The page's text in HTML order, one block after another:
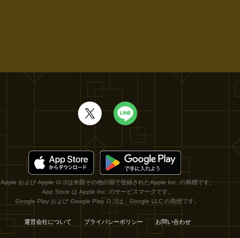
Apple および Apple ロゴは米国その他の国で登録されたApple Inc. の商標です。
App Store は Apple Inc. のサービスマークです。
Google Play および Google Play ロゴは、Google LLC の商標です。
運営会社について プライバシーポリシー お問い合わせ